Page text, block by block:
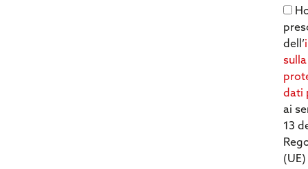
dell’
sulla
dati
ai
13